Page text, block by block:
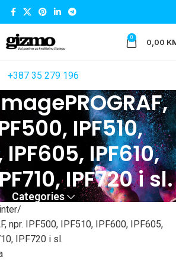
0 0,00
+387 35 279 196
IPF510,
IPF610,
IPF720 i sl.
Categories
npr. IPF500, IPF510, IPF600, IPF605,
IPF720 i sl.